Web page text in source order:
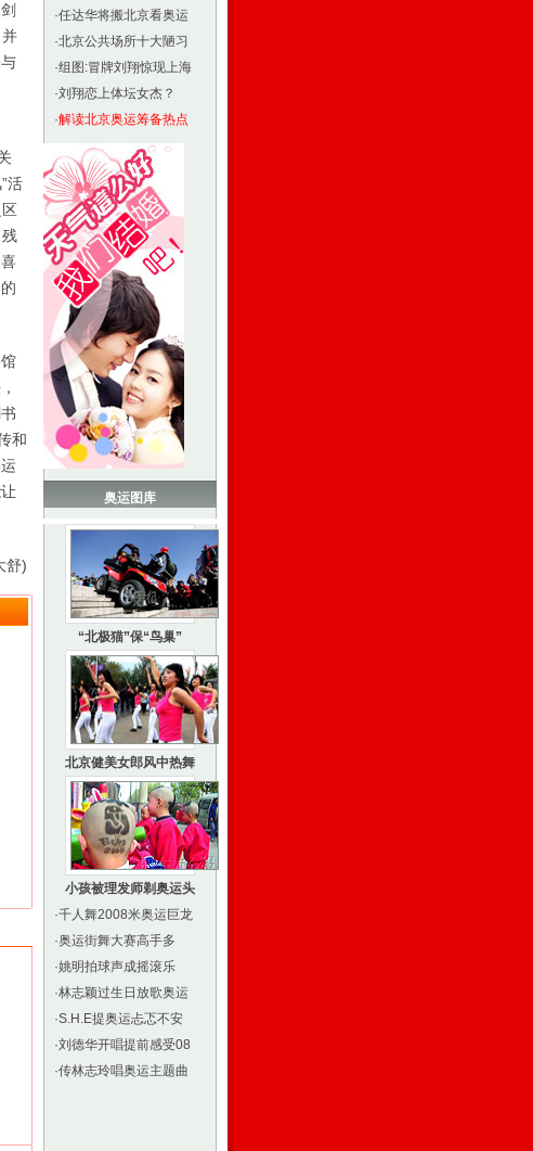
活
和
舒)
·任达华将搬北京看奥运
·北京公共场所十大陋习
·组图:冒牌刘翔惊现上海
·刘翔恋上体坛女杰？
·解读北京奥运筹备热点
奥运图库
“北极猫”保“鸟巢”
北京健美女郎风中热舞
小孩被理发师剃奥运头
·千人舞2008米奥运巨龙
·奥运街舞大赛高手多
·姚明拍球声成摇滚乐
·林志颖过生日放歌奥运
·S.H.E提奥运忐忑不安
·刘德华开唱提前感受08
·传林志玲唱奥运主题曲